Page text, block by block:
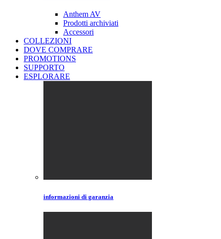
Anthem AV
Prodotti archiviati
Accessori
COLLEZIONI
DOVE COMPRARE
PROMOTIONS
SUPPORTO
ESPLORARE
informazioni di garanzia